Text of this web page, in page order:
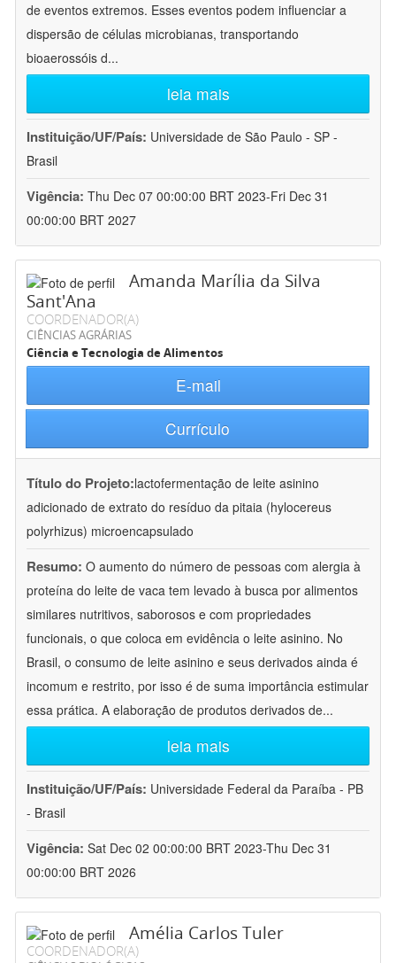
de eventos extremos. Esses eventos podem influenciar a
dispersão de células microbianas, transportando
bioaerossóis d...
leia mais
Instituição/UF/País: Universidade de São Paulo - SP -
Brasil
Vigência: Thu Dec 07 00:00:00 BRT 2023-Fri Dec 31
00:00:00 BRT 2027
Amanda Marília da Silva
Sant'Ana
COORDENADOR(A)
CIÊNCIAS AGRÁRIAS
Ciência e Tecnologia de Alimentos
E-mail
Currículo
Título do Projeto:lactofermentação de leite asinino
adicionado de extrato do resíduo da pitaia (hylocereus
polyrhizus) microencapsulado
Resumo: O aumento do número de pessoas com alergia à
proteína do leite de vaca tem levado à busca por alimentos
similares nutritivos, saborosos e com propriedades
funcionais, o que coloca em evidência o leite asinino. No
Brasil, o consumo de leite asinino e seus derivados ainda é
incomum e restrito, por isso é de suma importância estimular
essa prática. A elaboração de produtos derivados de...
leia mais
Instituição/UF/País: Universidade Federal da Paraíba - PB
- Brasil
Vigência: Sat Dec 02 00:00:00 BRT 2023-Thu Dec 31
00:00:00 BRT 2026
Amélia Carlos Tuler
COORDENADOR(A)